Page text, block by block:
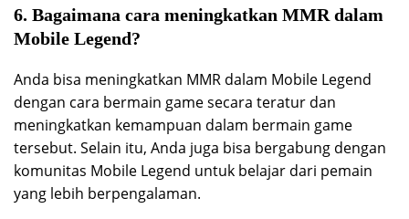
6. Bagaimana cara meningkatkan MMR dalam
Mobile Legend?
Anda bisa meningkatkan MMR dalam Mobile Legend
dengan cara bermain game secara teratur dan
meningkatkan kemampuan dalam bermain game
tersebut. Selain itu, Anda juga bisa bergabung dengan
komunitas Mobile Legend untuk belajar dari pemain
yang lebih berpengalaman.